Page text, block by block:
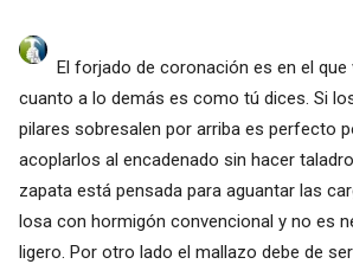
El forjado de coronación es en el que
cuanto a lo demás es como tú dices. Si
pilares sobresalen por arriba es perfecto
acoplarlos al encadenado sin hacer
zapata está pensada para aguantar las
losa con hormigón convencional y no es
ligero. Por otro lado el mallazo debe de